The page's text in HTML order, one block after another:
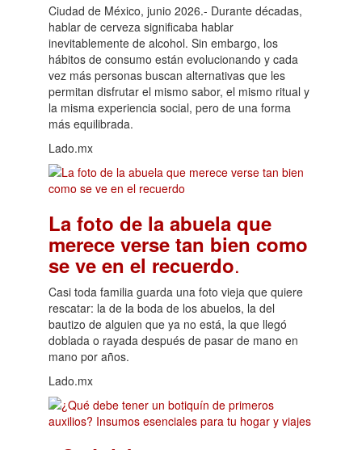
Ciudad de México, junio 2026.- Durante décadas,
hablar de cerveza significaba hablar
inevitablemente de alcohol. Sin embargo, los
hábitos de consumo están evolucionando y cada
vez más personas buscan alternativas que les
permitan disfrutar el mismo sabor, el mismo ritual y
la misma experiencia social, pero de una forma
más equilibrada.
Lado.mx
La foto de la abuela que
merece verse tan bien como
se ve en el recuerdo.
Casi toda familia guarda una foto vieja que quiere
rescatar: la de la boda de los abuelos, la del
bautizo de alguien que ya no está, la que llegó
doblada o rayada después de pasar de mano en
mano por años.
Lado.mx